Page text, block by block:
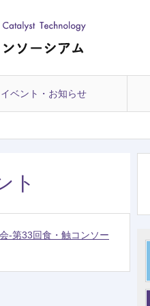
イベント・お知らせ
ト
-第33回食・触コンソー